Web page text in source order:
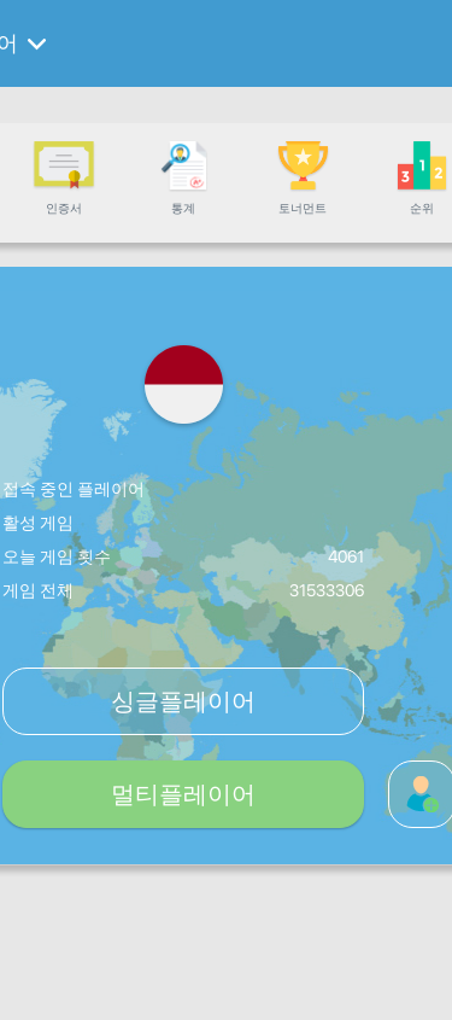
인증서 통계 토너먼트 순위
접속 중인 플레이어
활성 게임
오늘 게임 횟수
4061
게임 전체
31533306
싱글플레이어
멀티플레이어